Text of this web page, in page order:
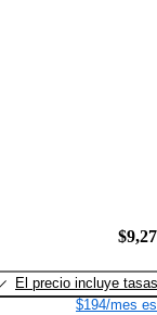
El precio incluye tasas
$194/mes